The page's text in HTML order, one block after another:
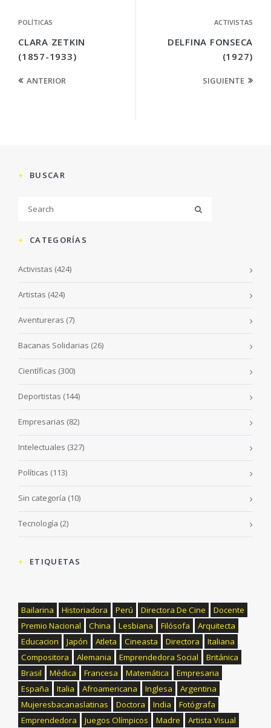
POLÍTICAS
CLARA ZETKIN
(1857-1933)
ANTERIOR
ACTIVISTAS
DELFINA FONSECA
(1927)
SIGUIENTE
BUSCAR
CATEGORÍAS
Activistas (424)
Artistas (424)
Aventureras (7)
Bacanas Solidarias (26)
Científicas (300)
Deportistas (144)
Empresarias (82)
Intelectuales (327)
Políticas (113)
Sin categoría (10)
Tecnología (2)
ETIQUETAS
Bailarina Historiadora Perú Directora De Cine
Docente
Premio Nacional
China Lesbiana Filósofa
Arquitecta
Educacion
Japón Atleta Cineasta Directora
Italiana
Compositora
Alemania Emprendedora Social
Británica
Brasil
Médica Francesa Matemática
Empresaria
España
Italia Afroamericana Inglesa
Argentina
Mujeresbacanaslatinas
Doctora India
Fotógrafa
Emprendedora
Juegos Olímpicos Madre Artista Visual